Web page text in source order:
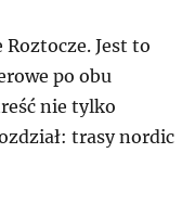
Jest to
po obu
nie tylko
trasy nordic